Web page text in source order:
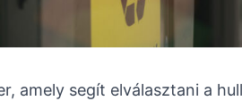
amely segít elválasztani a